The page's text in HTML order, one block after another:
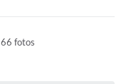
66 fotos